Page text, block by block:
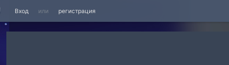
Вход или регистрация